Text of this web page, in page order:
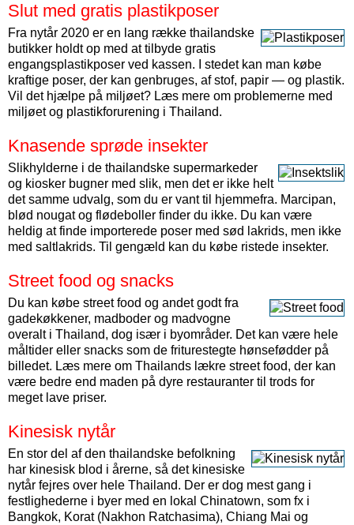
Slut med gratis plastikposer
Fra nytår 2020 er en lang række thailandske
butikker holdt op med at tilbyde gratis
engangsplastikposer ved kassen. I stedet kan man købe
kraftige poser, der kan genbruges, af stof, papir — og plastik.
Vil det hjælpe på miljøet? Læs mere om problemerne med
miljøet og plastikforurening i Thailand.
Knasende sprøde insekter
Slikhylderne i de thailandske super­markeder
og kiosker bugner med slik, men det er ikke helt
det samme udvalg, som du er vant til hjemmefra. Marcipan,
blød nougat og fløde­boller finder du ikke. Du kan være
heldig at finde importerede poser med sød lakrids, men ikke
med salt­lakrids. Til gengæld kan du købe ristede insekter.
Street food og snacks
Du kan købe street food og andet godt fra
gade­køkkener, mad­boder og mad­vogne
overalt i Thailand, dog især i byområder. Det kan være hele
måltider eller snacks som de friture­stegte hønse­fødder på
billedet. Læs mere om Thailands lækre street food, der kan
være bedre end maden på dyre restauranter til trods for
meget lave priser.
Kinesisk nytår
En stor del af den thailandske befolkning
har kinesisk blod i årerne, så det kinesiske
nytår fejres over hele Thailand. Der er dog mest gang i
festlighederne i byer med en lokal Chinatown, som fx i
Bangkok, Korat (Nakhon Ratchasima), Chiang Mai og